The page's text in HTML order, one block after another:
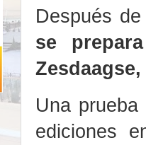
Después
se
Zesdaagse,
Una
ediciones